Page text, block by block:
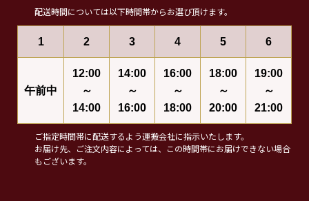
配送時間については以下時間帯からお選び頂けます。
1 2 3 4 5 6
午前中
12:00
～
14:00
14:00
～
16:00
16:00
～
18:00
18:00
～
20:00
19:00
～
21:00
ご指定時間帯に配送するよう運搬会社に指示いたします。
お届け先、ご注文内容によっては、この時間帯にお届けできない場合
もございます。